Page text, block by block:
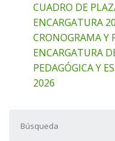
CUADRO DE
ENCARGATURA
CRONOGRAMA Y
ENCARGATURA
PEDAGÓGICA Y
2026